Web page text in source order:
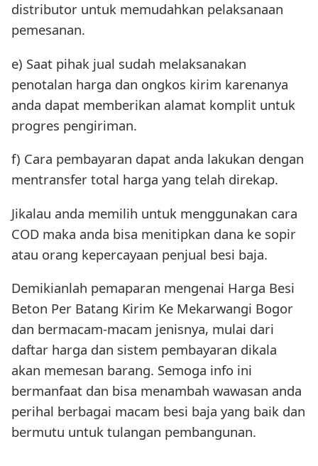
distributor untuk memudahkan pelaksanaan
pemesanan.
e) Saat pihak jual sudah melaksanakan
penotalan harga dan ongkos kirim karenanya
anda dapat memberikan alamat komplit untuk
progres pengiriman.
f) Cara pembayaran dapat anda lakukan dengan
mentransfer total harga yang telah direkap.
Jikalau anda memilih untuk menggunakan cara
COD maka anda bisa menitipkan dana ke sopir
atau orang kepercayaan penjual besi baja.
Demikianlah pemaparan mengenai Harga Besi
Beton Per Batang Kirim Ke Mekarwangi Bogor
dan bermacam-macam jenisnya, mulai dari
daftar harga dan sistem pembayaran dikala
akan memesan barang. Semoga info ini
bermanfaat dan bisa menambah wawasan anda
perihal berbagai macam besi baja yang baik dan
bermutu untuk tulangan pembangunan.